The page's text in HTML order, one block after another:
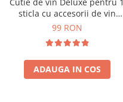
sticla cu accesorii de vin
incluse piele ecologica de
99 RON
ADAUGA IN COS